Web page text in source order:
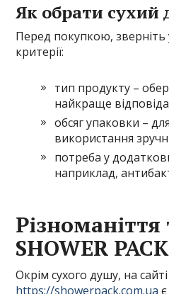
Як обрати сухий
Перед покупкою, зверніть
критерії:
тип продукту –
найкраще
обсяг упаковки –
використання
потреба у
наприклад,
Різноманіття
SHOWER PACK
Окрім сухого душу, на
https://showerpack.com.ua